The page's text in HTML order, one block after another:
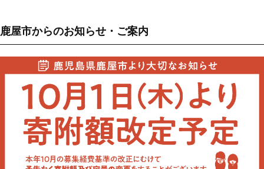
鹿屋市からのお知らせ・ご案内